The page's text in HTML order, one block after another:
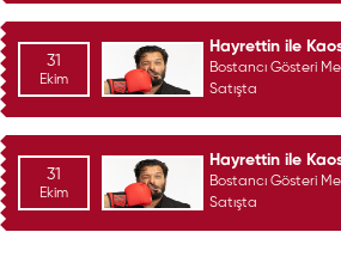
Hayrettin ile
Bostancı Gösteri
Satışta
31
Ekim
Hayrettin ile
Bostancı Gösteri
Satışta
31
Ekim